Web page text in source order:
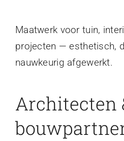
Maatwerk voor tuin,
projecten — esthetisch,
nauwkeurig afgewerkt.
Architecten